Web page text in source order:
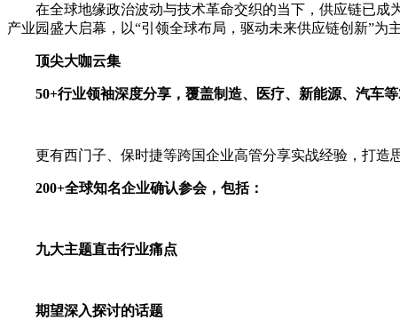
在全球地缘政治波动与技术革命交织的当下，供应链已成为
产业园盛大启幕，以“引领全球布局，驱动未来供应链创新”为
顶尖大咖云集
50+行业领袖深度分享，覆盖制造、医疗、新能源、汽车
更有西门子、保时捷等跨国企业高管分享实战经验，打造思
200+全球知名企业确认参会，包括：
九大主题直击行业痛点
期望深入探讨的话题